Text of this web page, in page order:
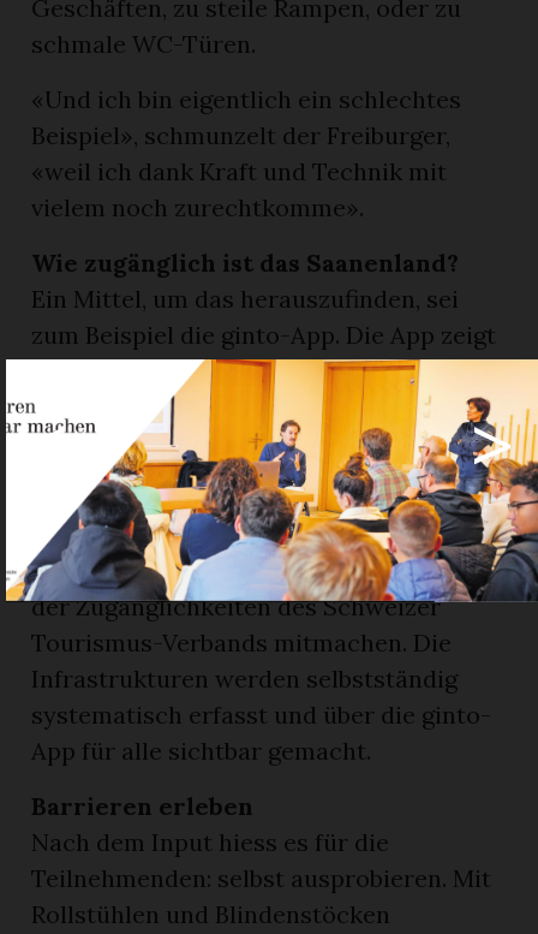
Geschäften, zu steile Rampen, oder zu
schmale WC-Türen.
«Und ich bin eigentlich ein schlechtes
Beispiel», schmunzelt der Freiburger,
«weil ich dank Kraft und Technik mit
vielem noch zurechtkomme».
Wie zugänglich ist das Saanenland?
Ein Mittel, um das herauszufinden, sei
zum Beispiel die ginto-App. Die App zeigt
schweizweit die Zugänglichkeiten von
Restaurants, Läden oder WCs. In der
Ferienregion Gstaad sind so über 100
Infrastrukturen ersichtlich.
Und jedes Unternehmen kann bei der
OK:GO Initiative für mehr Sichtbarkeit
der Zugänglichkeiten des Schweizer
Tourismus-Verbands mitmachen. Die
Infrastrukturen werden selbstständig
systematisch erfasst und über die ginto-
App für alle sichtbar gemacht.
Barrieren erleben
Nach dem Input hiess es für die
Teilnehmenden: selbst ausprobieren. Mit
Rollstühlen und Blindenstöcken
< >